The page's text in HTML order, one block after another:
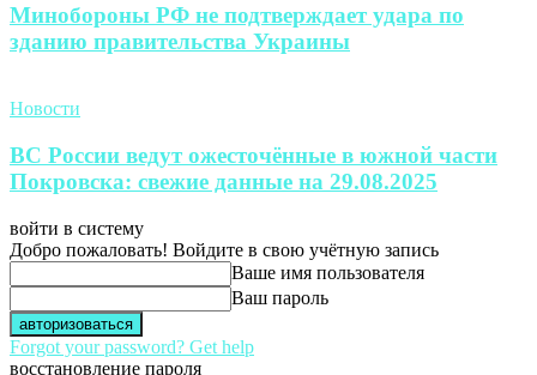
Минобороны РФ не подтверждает удара по
зданию правительства Украины
Новости
ВС России ведут ожесточённые в южной части
Покровска: свежие данные на 29.08.2025
войти в систему
Добро пожаловать! Войдите в свою учётную запись
Ваше имя пользователя
Ваш пароль
Forgot your password? Get help
восстановление пароля